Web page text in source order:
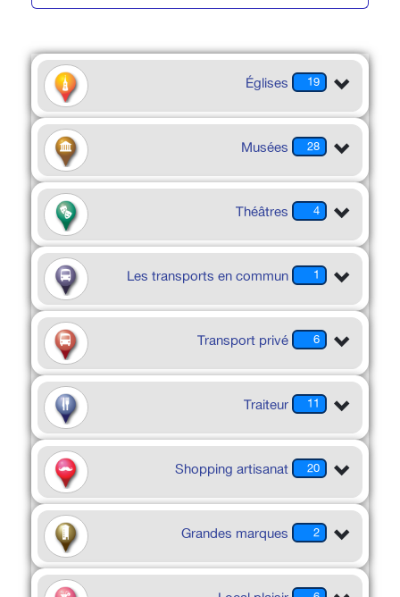
19
Églises
28
Musées
4
Théâtres
1
Les transports en commun
6
Transport privé
11
Traiteur
20
Shopping artisanat
2
Grandes marques